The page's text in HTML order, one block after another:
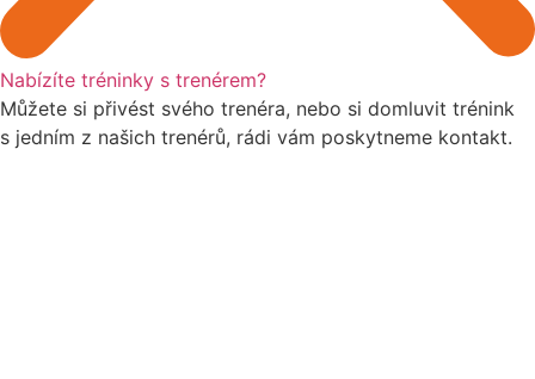
Nabízíte tréninky s trenérem?
Můžete si přivést svého trenéra, nebo si domluvit trénink
s jedním z našich trenérů, rádi vám poskytneme kontakt.